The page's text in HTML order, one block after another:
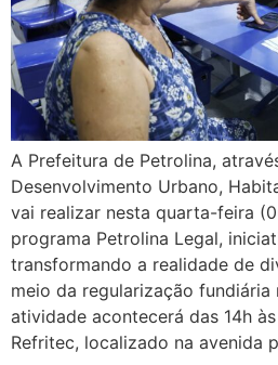
A Prefeitura de Petrolina,
Desenvolvimento Urbano,
vai realizar nesta quarta-feira
programa Petrolina Legal,
transformando a realidade de
meio da regularização fundiária
atividade acontecerá das 14h
Refritec, localizado na avenida